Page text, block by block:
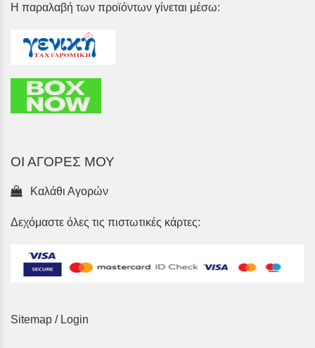
Η παραλαβή των προϊόντων γίνεται μέσω:
ΟΙ ΑΓΟΡΕΣ ΜΟΥ
Καλάθι Αγορών
Δεχόμαστε όλες τις πιστωτικές κάρτες:
Sitemap / Login